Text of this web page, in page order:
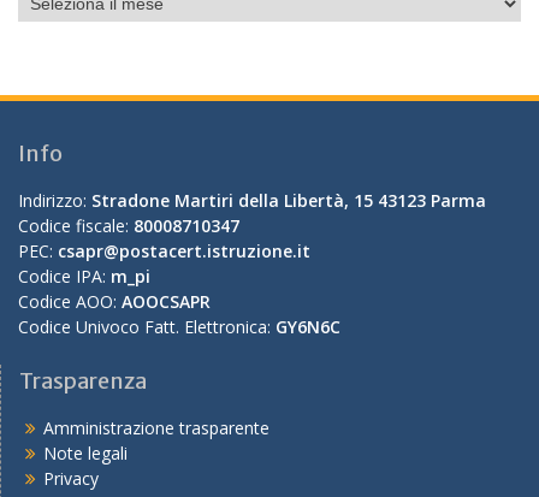
Info
Indirizzo: Stradone Martiri della Libertà, 15 43123 Parma
Codice fiscale: 80008710347
PEC: csapr@postacert.istruzione.it
Codice IPA: m_pi
Codice AOO: AOOCSAPR
Codice Univoco Fatt. Elettronica: GY6N6C
Trasparenza
Amministrazione trasparente
Note legali
Privacy